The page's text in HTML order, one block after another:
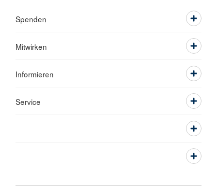
Spenden
Mitwirken
Informieren
Service